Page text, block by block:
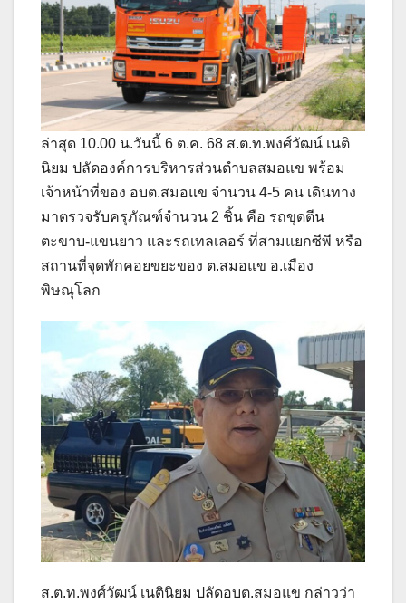
ล่าสุด 10.00 น.วันนี้ 6 ต.ค. 68 ส.ต.ท.พงศ์วัฒน์ เนติ
นิยม ปลัดองค์การบริหารส่วนตำบลสมอแข พร้อม
เจ้าหน้าที่ของ อบต.สมอแข จำนวน 4-5 คน เดินทาง
มาตรวจรับครุภัณฑ์จำนวน 2 ชิ้น คือ รถขุดตีน
ตะขาบ-แขนยาว และรถเทลเลอร์ ที่สามแยกซีพี หรือ
สถานที่จุดพักคอยขยะของ ต.สมอแข อ.เมือง
พิษณุโลก
ส.ต.ท.พงศ์วัฒน์ เนตินิยม ปลัดอบต.สมอแข กล่าวว่า